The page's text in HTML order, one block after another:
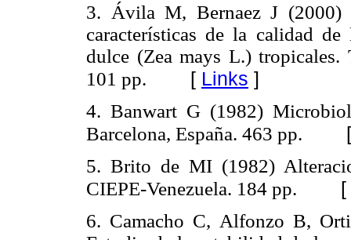
3. Ávila M, Bernaez J (2000)
características de la calidad
dulce (Zea mays L.) tropicales.
101 pp. [ Links ]
4. Banwart G (1982)
Barcelona, España. 463 pp.
5. Brito de MI (1982)
CIEPE-Venezuela. 184 pp. [
6. Camacho C, Alfonzo B,